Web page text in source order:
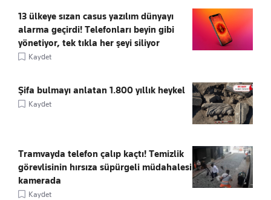
13 ülkeye sızan casus yazılım dünyayı
alarma geçirdi! Telefonları beyin gibi
yönetiyor, tek tıkla her şeyi siliyor
Kaydet
Şifa bulmayı anlatan 1.800 yıllık heykel
Kaydet
Tramvayda telefon çalıp kaçtı! Temizlik
görevlisinin hırsıza süpürgeli müdahalesi
kamerada
Kaydet